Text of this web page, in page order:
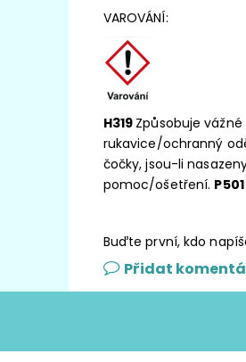
VAROVÁNÍ:
H319 Způsobuje
rukavice/ochranný
čočky, jsou-li
pomoc/ošetření. P501
Buďte první, kdo
Přidat